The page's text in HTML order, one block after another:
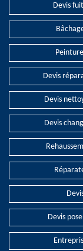
Devis
Devis
Devis
Devis
Devis